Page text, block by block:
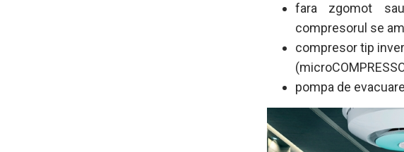
fara zgomot
compresorul se
compresor tip
pompa de